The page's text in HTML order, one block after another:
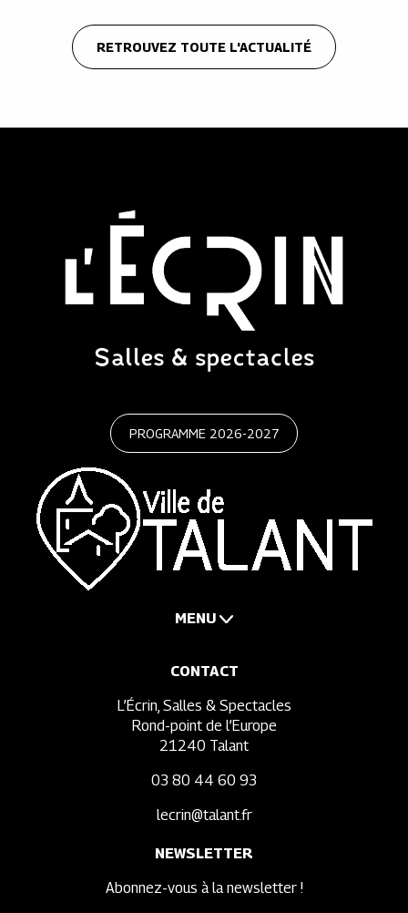
RETROUVEZ TOUTE L'ACTUALITÉ
PROGRAMME 2026-2027
MENU
CONTACT
L’Écrin, Salles & Spectacles
Rond-point de l’Europe
21240 Talant
03 80 44 60 93
lecrin@talant.fr
NEWSLETTER
Abonnez-vous à la newsletter !